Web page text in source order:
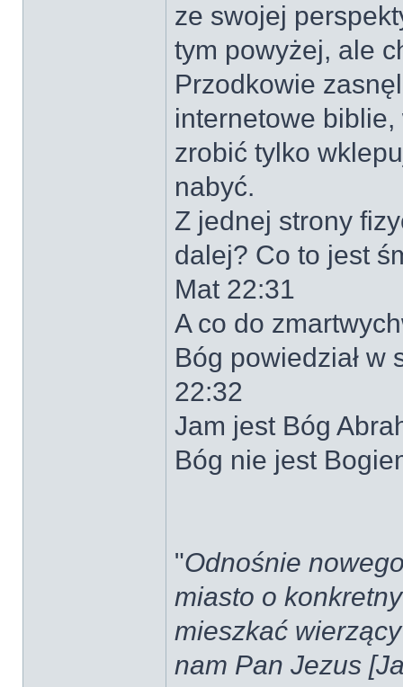
ze swojej
tym powyżej, ale
Przodkowie
internetowe
zrobić tylko
nabyć.
Z jednej strony
dalej? Co to jest
Mat 22:31
A co do
Bóg powiedział w
22:32
Jam jest Bóg
Bóg nie jest
"Odnośnie
miasto o
mieszkać
nam Pan Jezus